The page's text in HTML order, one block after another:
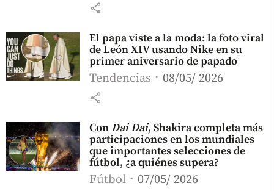
share
El papa viste a la moda: la foto viral
de León XIV usando Nike en su
primer aniversario de papado
Tendencias 08/05/ 2026
share
ConDai Dai, Shakira completa más
participaciones en los mundiales
que importantes selecciones de
fútbol, ¿a quiénes supera?
Fútbol 07/05/ 2026